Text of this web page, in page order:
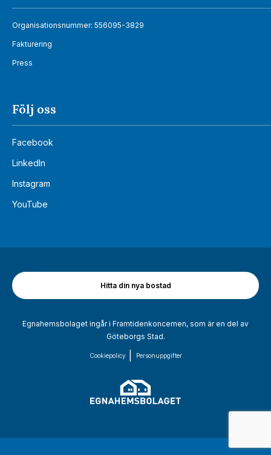
Organisationsnummer: 556095-3829
Fakturering
Press
Följ oss
Facebook
LinkedIn
Instagram
YouTube
Hitta din nya bostad
Egnahemsbolaget ingår i Framtidenkoncernen, som är en del av
Göteborgs Stad.
Cookiepolicy Personuppgifter